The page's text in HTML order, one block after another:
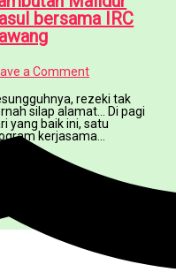
bersama IRC
a Comment
rezeki tak
silap alamat… Di pagi
yang baik ini, satu
kerjasama…